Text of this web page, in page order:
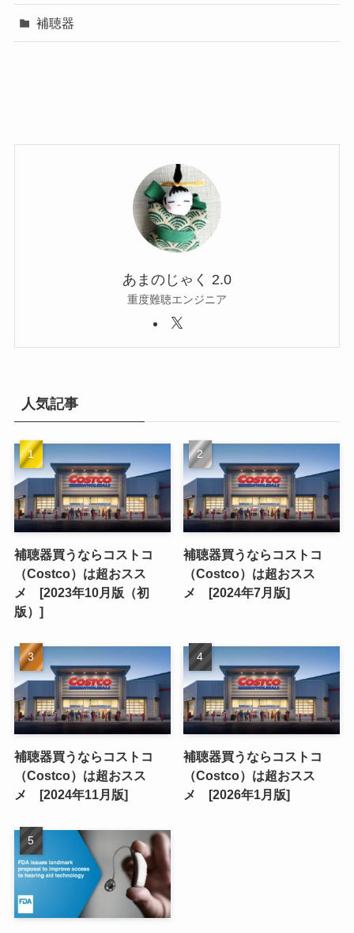
補聴器
あまのじゃく 2.0
重度難聴エンジニア
人気記事
補聴器買うならコストコ
（Costco）は超おスス
メ [2023年10月版（初
版）]
補聴器買うならコストコ
（Costco）は超おスス
メ [2024年7月版]
補聴器買うならコストコ
（Costco）は超おスス
メ [2024年11月版]
補聴器買うならコストコ
（Costco）は超おスス
メ [2026年1月版]